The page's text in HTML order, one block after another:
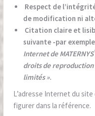
Respect de
de modification ni
Citation claire et
suivante -par
Internet de MATERNYS
droits de
limités ».
L’adresse Internet du site
figurer dans la référence.